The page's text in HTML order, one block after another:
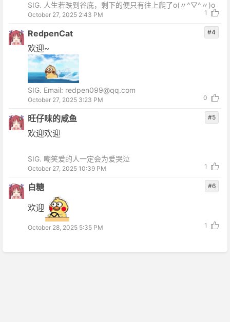
SIG. 人生若跌到谷底，剩下的便只有往上爬了o(〃^▽^〃)o
October 27, 2025 2:43 PM 1
RedpenCat
欢迎~
SIG. Email: redpen099@qq.com
October 27, 2025 3:23 PM
#4
0
旺仔味的咸鱼
欢迎欢迎
SIG. 嘲笑爱的人一定会为爱哭泣
October 27, 2025 10:39 PM
#5
1
白糖
欢迎
October 28, 2025 5:35 PM
#6
1